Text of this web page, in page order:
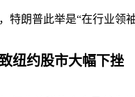
特朗普此举是“在行业领
纽约股市大幅下挫